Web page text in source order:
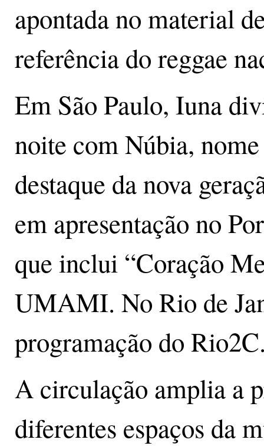
apontada no material
referência do reggae
Em São Paulo, Iuna
noite com Núbia,
destaque da nova
em apresentação no
que inclui “Coração
UMAMI. No Rio de
programação do
A circulação amplia a
diferentes espaços da